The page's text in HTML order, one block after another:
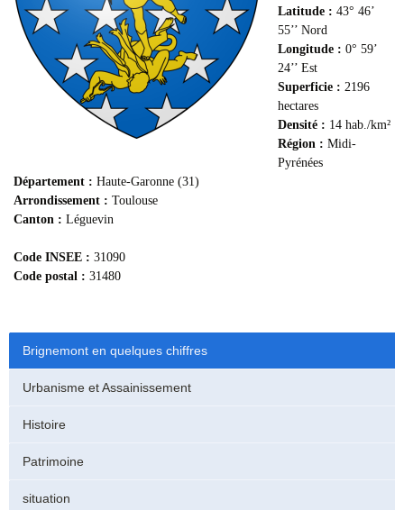
Latitude : 43° 46’
55’’ Nord
Longitude : 0° 59’
24’’ Est
Superficie : 2196
hectares
Densité : 14 hab./km²
Région : Midi-
Pyrénées
Département : Haute-Garonne (31)
Arrondissement : Toulouse
Canton : Léguevin
Code INSEE : 31090
Code postal : 31480
Brignemont en quelques chiffres
Urbanisme et Assainissement
Histoire
Patrimoine
situation